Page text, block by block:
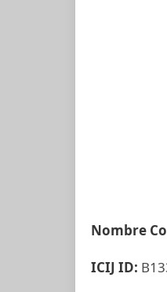
Nombre
ICIJ ID: